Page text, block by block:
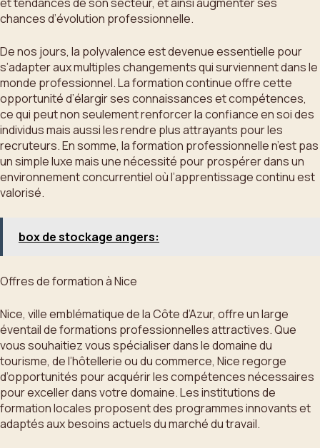
chances d’évolution professionnelle.
De nos jours, la polyvalence est devenue essentielle pour
s’adapter aux multiples changements qui surviennent dans le
monde professionnel. La formation continue offre cette
opportunité d’élargir ses connaissances et compétences,
ce qui peut non seulement renforcer la confiance en soi des
individus mais aussi les rendre plus attrayants pour les
recruteurs. En somme, la formation professionnelle n’est pas
un simple luxe mais une nécessité pour prospérer dans un
environnement concurrentiel où l’apprentissage continu est
valorisé.
box de stockage angers:
Offres de formation à Nice
Nice, ville emblématique de la Côte d’Azur, offre un large
éventail de formations professionnelles attractives. Que
vous souhaitiez vous spécialiser dans le domaine du
tourisme, de l’hôtellerie ou du commerce, Nice regorge
d’opportunités pour acquérir les compétences nécessaires
pour exceller dans votre domaine. Les institutions de
formation locales proposent des programmes innovants et
adaptés aux besoins actuels du marché du travail.